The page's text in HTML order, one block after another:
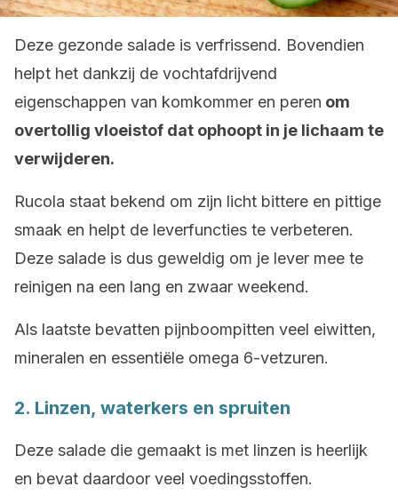
Deze gezonde salade is verfrissend. Bovendien
helpt het dankzij de vochtafdrijvend
eigenschappen van komkommer en peren om
overtollig vloeistof dat ophoopt in je lichaam te
verwijderen.
Rucola staat bekend om zijn licht bittere en pittige
smaak en helpt de leverfuncties te verbeteren.
Deze salade is dus geweldig om je lever mee te
reinigen na een lang en zwaar weekend.
Als laatste bevatten pijnboompitten veel eiwitten,
mineralen en essentiële omega 6-vetzuren.
2. Linzen, waterkers en spruiten
Deze salade die gemaakt is met linzen is heerlijk
en bevat daardoor veel voedingsstoffen.